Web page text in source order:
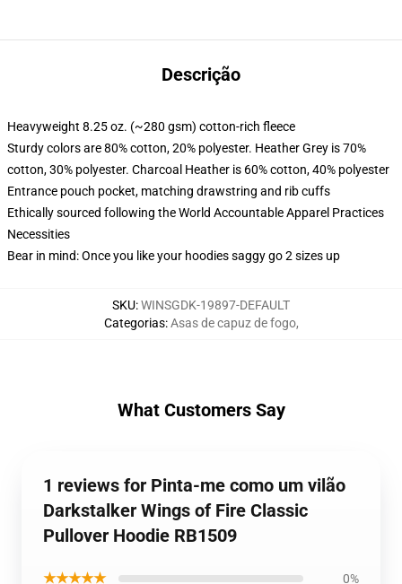
Descrição
Heavyweight 8.25 oz. (~280 gsm) cotton-rich fleece
Sturdy colors are 80% cotton, 20% polyester. Heather Grey is 70%
cotton, 30% polyester. Charcoal Heather is 60% cotton, 40% polyester
Entrance pouch pocket, matching drawstring and rib cuffs
Ethically sourced following the World Accountable Apparel Practices
Necessities
Bear in mind: Once you like your hoodies saggy go 2 sizes up
SKU:WINSGDK-19897-DEFAULT
Categorias:Asas de capuz de fogo,
What Customers Say
1 reviews for Pinta-me como um vilão
Darkstalker Wings of Fire Classic
Pullover Hoodie RB1509
★★★★★ 0%